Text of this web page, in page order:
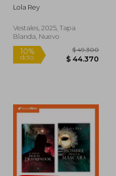
ESCANDALO
Lola Rey
Vestales, 2025, Tapa
Blanda, Nuevo
10%
dcto. $
Rápido